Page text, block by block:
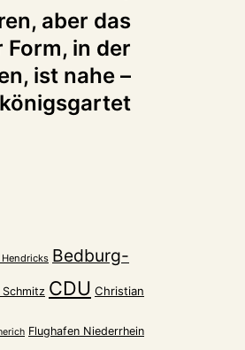
aber das
in der
ist nahe –
Hendricks Bedburg-
Schmitz CDU Christian
Flughafen Niederrhein